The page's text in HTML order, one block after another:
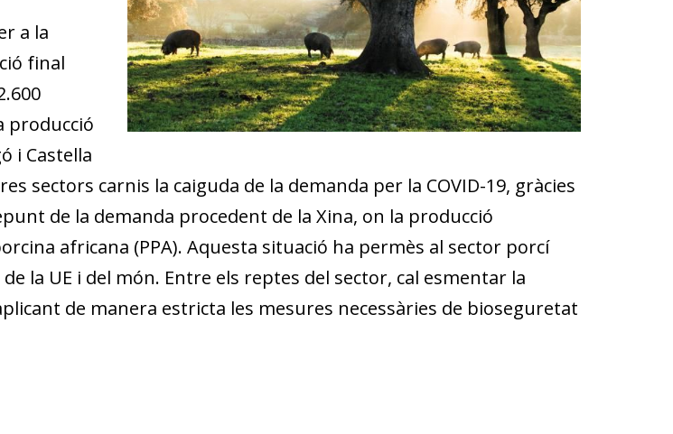
a la
final
producció
i Castella
sectors carnis la caiguda de la demanda per la COVID-19, gràcies
de la demanda procedent de la Xina, on la producció
africana (PPA). Aquesta situació ha permès al sector porcí
la UE i del món. Entre els reptes del sector, cal esmentar la
de manera estricta les mesures necessàries de bioseguretat